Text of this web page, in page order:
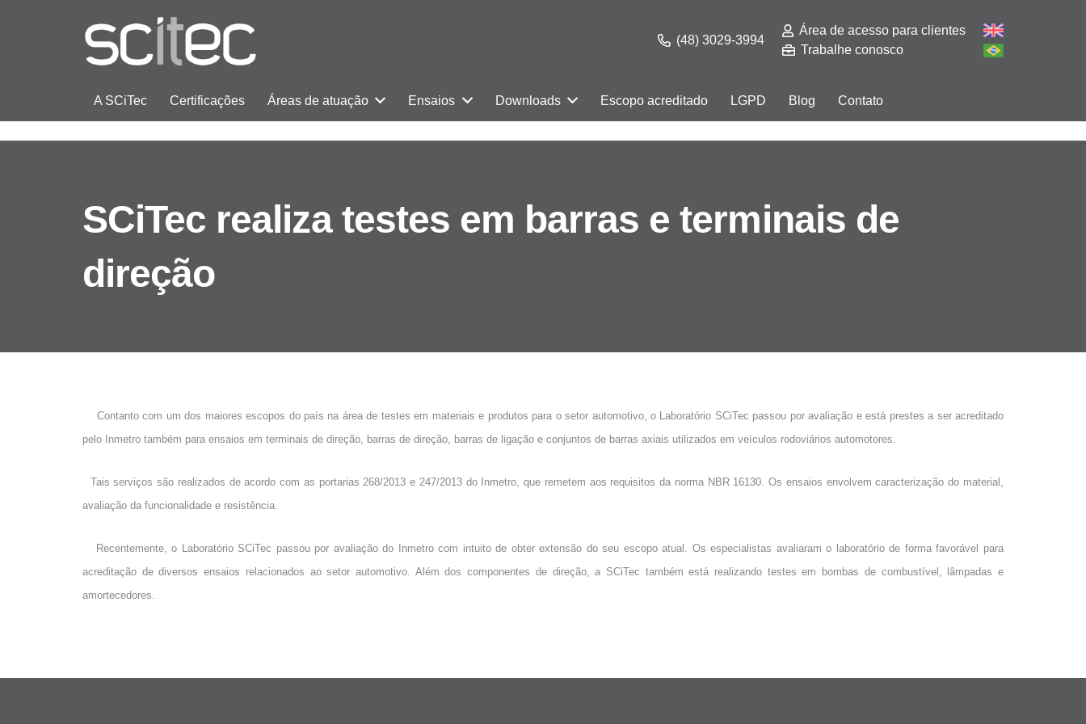
(48) 3029-3994
Área de acesso para clientes
Trabalhe conosco
A SCiTec Certificações Áreas de atuação Ensaios Downloads Escopo acreditado LGPD Blog Contato
SCiTec realiza testes em barras e terminais de
direção
Contanto com um dos maiores escopos do país na área de testes em materiais e produtos para o setor automotivo, o Laboratório SCiTec passou por avaliação e está prestes a ser acreditado
pelo Inmetro também para ensaios em terminais de direção, barras de direção, barras de ligação e conjuntos de barras axiais utilizados em veículos rodoviários automotores.
Tais serviços são realizados de acordo com as portarias 268/2013 e 247/2013 do Inmetro, que remetem aos requisitos da norma NBR 16130. Os ensaios envolvem caracterização do material,
avaliação da funcionalidade e resistência.
Recentemente, o Laboratório SCiTec passou por avaliação do Inmetro com intuito de obter extensão do seu escopo atual. Os especialistas avaliaram o laboratório de forma favorável para
acreditação de diversos ensaios relacionados ao setor automotivo. Além dos componentes de direção, a SCiTec também está realizando testes em bombas de combustível, lâmpadas e
amortecedores.